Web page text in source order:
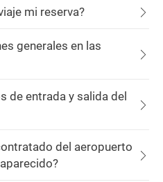
mi reserva?
generales en las
de entrada y salida del
del aeropuerto